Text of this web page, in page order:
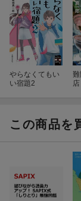
やらなくてもい
い宿題2
難
店
この商品を